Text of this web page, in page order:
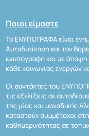
Ποιοι είμαστε
Το ΕΝΥΠΟΓΡΑΦΑ είναι
Αυτοδιοίκηση και τον
ενυπόγραφη και με άποψη
κάθε κοινωνίας ενεργών
Οι συντάκτες του
τις εξελίξεις σε
της μίας και μοναδικής
καταστούν συμμέτοχοι
καθημερινότητας σε